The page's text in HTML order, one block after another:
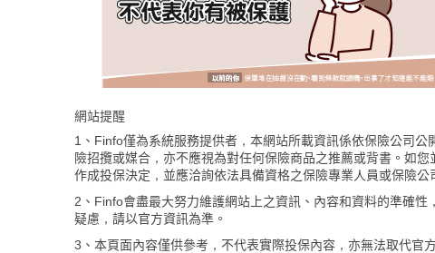
網站提醒
1、Finfo僅為系統服務提供者，本網站所載資訊係依保險公司
險招攬或媒合，亦不應視為對任何保險商品之推薦或背書。如
作成投保決定，並應洽詢依法具備資格之保險專業人員或保險公
2、Finfo會盡最大努力維護網站上之資訊、內容和資料的準確
疑慮，請以官方資訊為準。
3、本頁面內容僅供參考，不代表實際投保內容，亦無法取代官